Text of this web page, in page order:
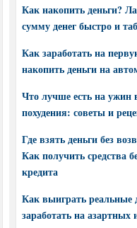
Как накопить деньги?
сумму денег быстро и
Как заработать на
накопить деньги на
Что лучше есть на
похудения: советы и
Где взять деньги без
Как получить средства
кредита
Как выиграть реальные
заработать на